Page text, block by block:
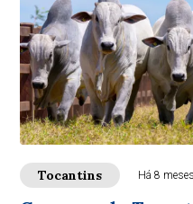
Tocantins Há 8 meses